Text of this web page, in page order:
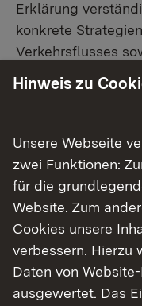
Erklärung
konkrete
Verkehrsflusses
Systemen sollen
Diese
Echtzeitanalyse
Optimierung des
dadurch
„Der Verkehrs-
und Landkreis
mit ihm die
Deshalb ist es ein
Hinweis zu
Unsere Webseite
zwei Funktionen:
für die
Website. Zum
Cookies unsere
verbessern. Hierzu
Daten von
ausgewertet. Das